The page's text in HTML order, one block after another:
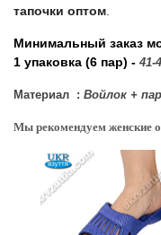
тапочки оптом
Минимальный заказ
1 упаковка (6 пар) - 41-
Материал : Войлок +
Мы рекомендуем женские